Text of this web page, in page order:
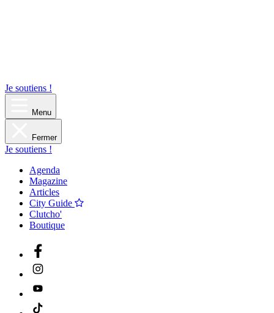
Je soutiens !
Menu
Fermer
Je soutiens !
Agenda
Magazine
Articles
City Guide
Clutcho'
Boutique